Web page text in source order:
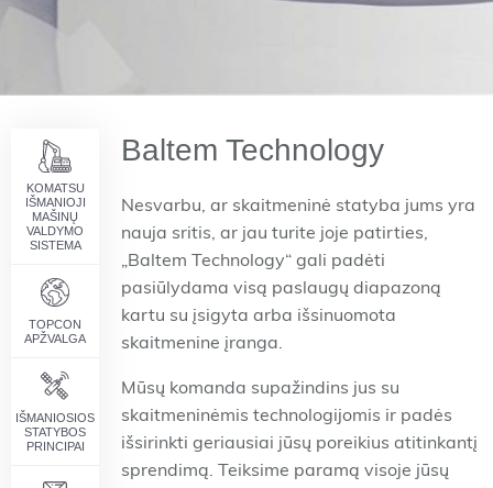
Baltem Technology
Nesvarbu, ar skaitmeninė statyba jums yra
nauja sritis, ar jau turite joje patirties,
„Baltem Technology“ gali padėti
pasiūlydama visą paslaugų diapazoną
kartu su įsigyta arba išsinuomota
skaitmenine įranga.
Mūsų komanda supažindins jus su
skaitmeninėmis technologijomis ir padės
išsirinkti geriausiai jūsų poreikius atitinkantį
sprendimą. Teiksime paramą visoje jūsų
KOMATSU
IŠMANIOJI
MAŠINŲ
VALDYMO
SISTEMA
TOPCON
APŽVALGA
IŠMANIOSIOS
STATYBOS
PRINCIPAI